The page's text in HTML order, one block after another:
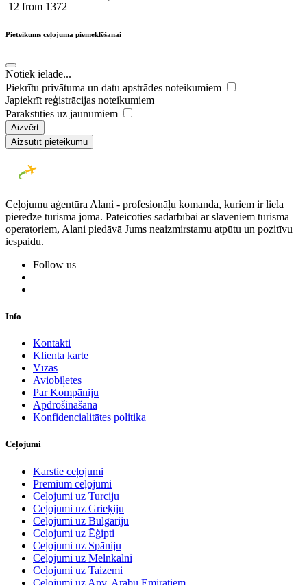
12 from 1372
Pieteikums ceļojuma piemeklēšanai
Notiek ielāde...
Piekrītu privātuma un datu apstrādes noteikumiem
Japiekrīt reģistrācijas noteikumiem
Parakstīties uz jaunumiem
Aizvērt
Aizsūtīt pieteikumu
Ceļojumu aģentūra Alani - profesionāļu komanda, kuriem ir liela
pieredze tūrisma jomā. Pateicoties sadarbībai ar slaveniem tūrisma
operatoriem, Alani piedāvā Jums neaizmirstamu atpūtu un pozitīvu
iespaidu.
Follow us
Info
Kontakti
Klienta karte
Vīzas
Aviobiļetes
Par Kompāniju
Apdrošināšana
Konfidencialitātes politika
Ceļojumi
Karstie ceļojumi
Premium ceļojumi
Ceļojumi uz Turciju
Ceļojumi uz Grieķiju
Ceļojumi uz Bulgāriju
Ceļojumi uz Ēģipti
Ceļojumi uz Spāniju
Ceļojumi uz Melnkalni
Ceļojumi uz Taizemi
Ceļojumi uz Apv. Arābu Emirātiem